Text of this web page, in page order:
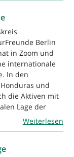
Berlin
in Zoom und
internationale
In den
und
die Aktiven mit
Lage der
Weiterlesen